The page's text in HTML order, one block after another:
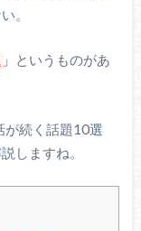
。
というものがあ
が続く話題10選
しますね。